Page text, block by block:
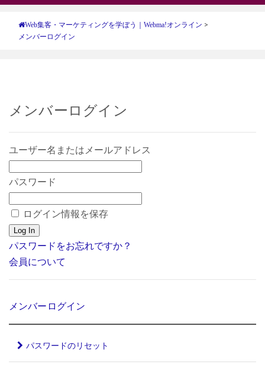
Web集客・マーケティングを学ぼう｜Webma!オンライン >
メンバーログイン
メンバーログイン
ユーザー名またはメールアドレス
パスワード
ログイン情報を保存
パスワードをお忘れですか？
会員について
メンバーログイン
パスワードのリセット